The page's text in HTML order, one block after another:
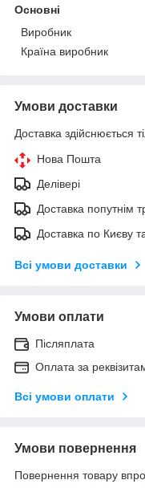
Основні
Виробник
Країна виробник
Умови доставки
Доставка здійснюється
Нова Пошта
Делівері
Доставка попутнім
Доставка по Києву
Всі умови доставки
Умови оплати
Післяплата
Оплата за
Всі умови оплати
Умови повернення
Повернення товару